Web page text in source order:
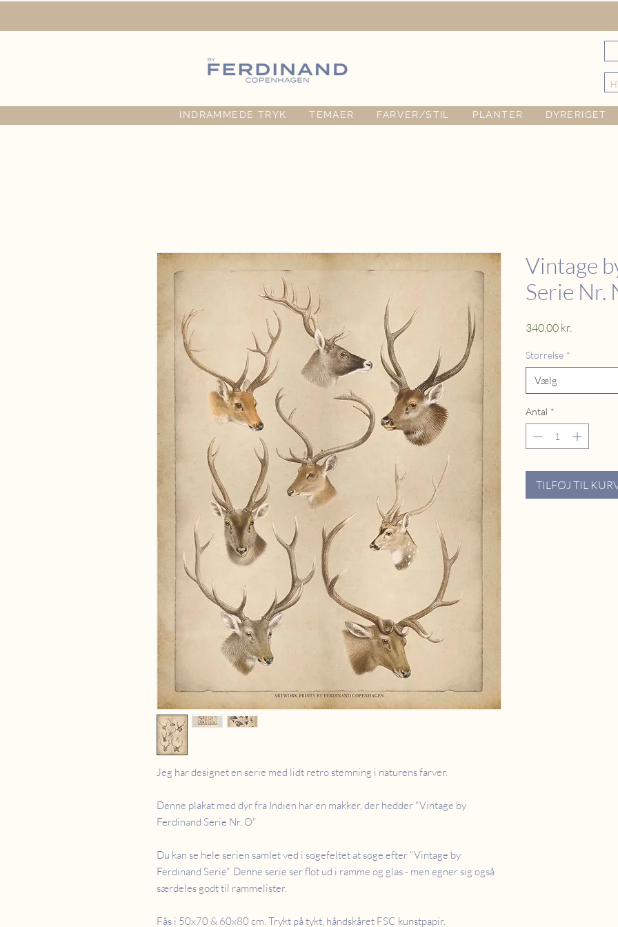
INDRAMMEDE TRYK TEMAER FARVER/STIL PLANTER DYRERIGET
Jeg har designet en serie med lidt retro stemning i naturens farver.
Denne plakat med dyr fra Indien har en makker, der hedder "Vintage by
Ferdinand Serie Nr. O"
Du kan se hele serien samlet ved i søgefeltet at søge efter "Vintage by
Ferdinand Serie". Denne serie ser flot ud i ramme og glas - men egner sig også
særdeles godt til rammelister.
Fås i 50x70 & 60x80 cm. Trykt på tykt, håndskåret FSC kunstpapir.
Vintage
Serie Nr.
340,00 kr.
Størrelse *
Vælg
Antal *
TILFØJ TIL